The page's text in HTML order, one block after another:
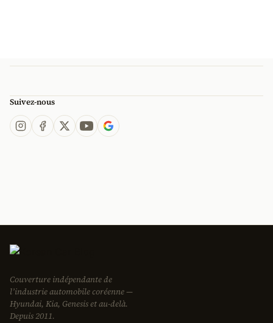
Suivez-nous
Couverture indépendante de
l’industrie automobile coréenne —
Hyundai, Kia, Genesis et au-delà.
Depuis 2011.